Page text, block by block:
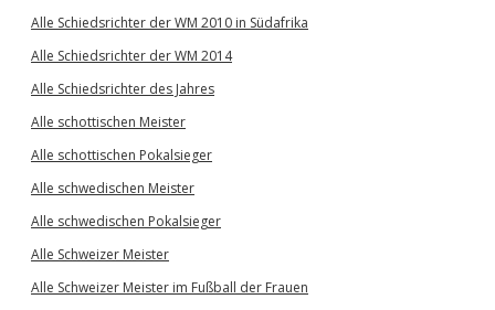
Alle Schiedsrichter der WM 2010 in Südafrika
Alle Schiedsrichter der WM 2014
Alle Schiedsrichter des Jahres
Alle schottischen Meister
Alle schottischen Pokalsieger
Alle schwedischen Meister
Alle schwedischen Pokalsieger
Alle Schweizer Meister
Alle Schweizer Meister im Fußball der Frauen